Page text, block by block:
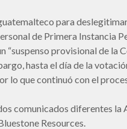
para
de Primera Instancia
“suspenso provisional de la
hasta el día de la
lo que continuó con el
comunicados diferentes
Resources.